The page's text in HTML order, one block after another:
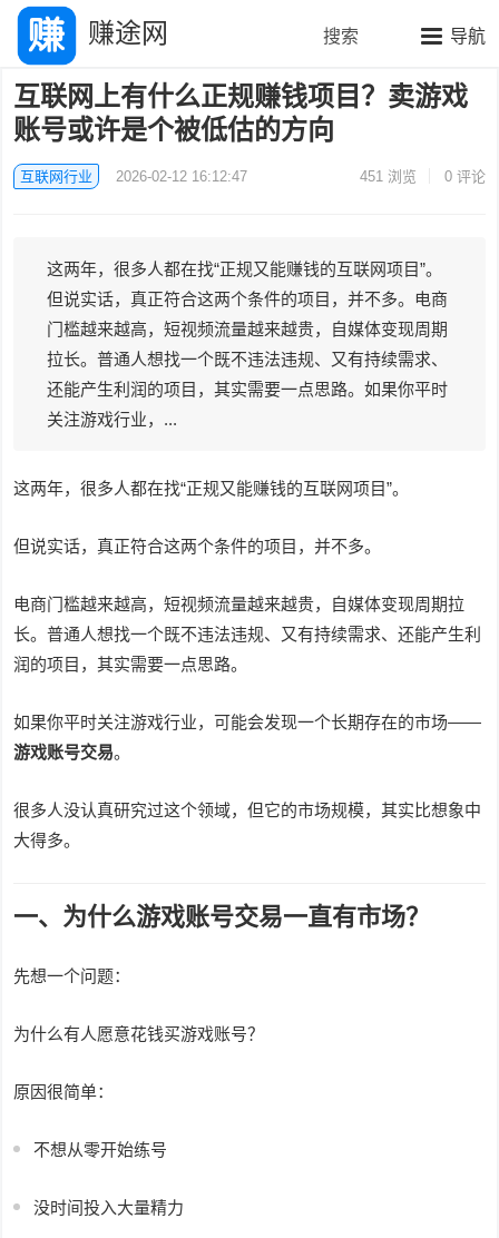
赚途网 导航
搜索
互联网上有什么正规赚钱项目？卖游戏
账号或许是个被低估的方向
互联网行业 2026-02-12 16:12:47 451 浏览 0 评论
这两年，很多人都在找“正规又能赚钱的互联网项目”。
但说实话，真正符合这两个条件的项目，并不多。电商
门槛越来越高，短视频流量越来越贵，自媒体变现周期
拉长。普通人想找一个既不违法违规、又有持续需求、
还能产生利润的项目，其实需要一点思路。如果你平时
关注游戏行业，...
这两年，很多人都在找“正规又能赚钱的互联网项目”。
但说实话，真正符合这两个条件的项目，并不多。
电商门槛越来越高，短视频流量越来越贵，自媒体变现周期拉
长。普通人想找一个既不违法违规、又有持续需求、还能产生利
润的项目，其实需要一点思路。
如果你平时关注游戏行业，可能会发现一个长期存在的市场——
游戏账号交易。
很多人没认真研究过这个领域，但它的市场规模，其实比想象中
大得多。
一、为什么游戏账号交易一直有市场？
先想一个问题：
为什么有人愿意花钱买游戏账号？
原因很简单：
不想从零开始练号
没时间投入大量精力